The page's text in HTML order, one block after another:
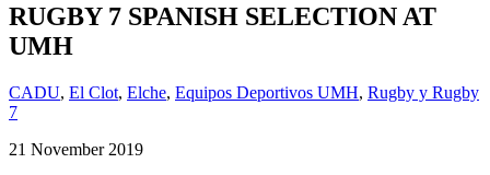
RUGBY 7 SPANISH SELECTION AT
UMH
CADU, El Clot, Elche, Equipos Deportivos UMH, Rugby y Rugby
7
21 November 2019